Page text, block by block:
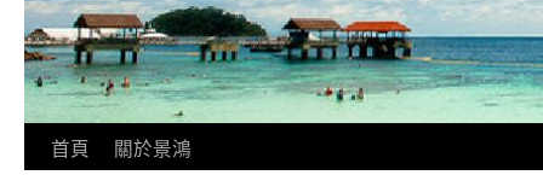
首頁 關於景鴻